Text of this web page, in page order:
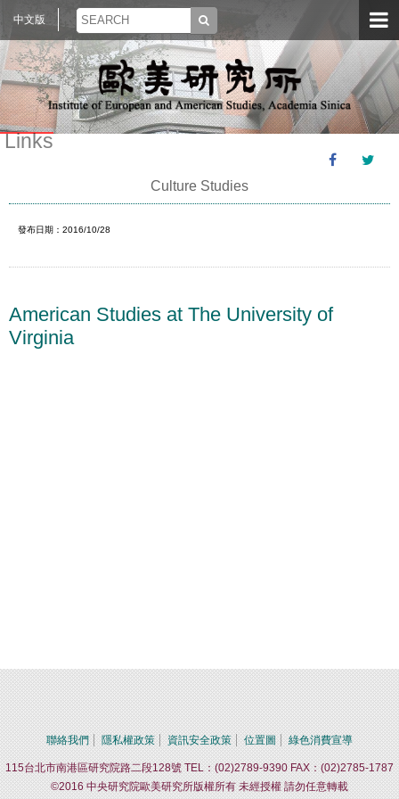
中文版
Links
Culture Studies
發布日期：2016/10/28
American Studies at The University of
Virginia
聯絡我們 隱私權政策 資訊安全政策 位置圖 綠色消費宣導
115台北市南港區研究院路二段128號 TEL：(02)2789-9390 FAX：(02)2785-1787
©2016 中央研究院歐美研究所版權所有 未經授權 請勿任意轉載